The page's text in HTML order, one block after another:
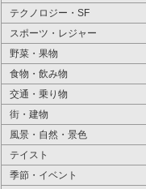
テクノロジー・SF
スポーツ・レジャー
野菜・果物
食物・飲み物
交通・乗り物
街・建物
風景・自然・景色
テイスト
季節・イベント